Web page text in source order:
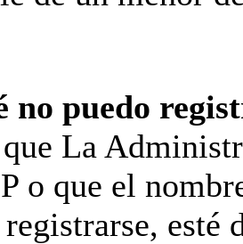
no puedo
La
o que el
esté